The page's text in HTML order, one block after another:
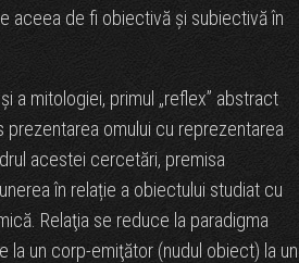
aceea de fi obiectivă şi subiectivă în
a mitologiei, primul „reflex” abstract
prezentarea omului cu reprezentarea
acestei cercetări, premisa
în relație a obiectului studiat cu
Relaţia se reduce la paradigma
la un corp-emiţător (nudul obiect) la un